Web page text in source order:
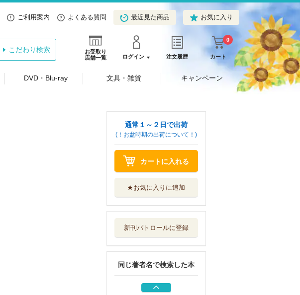
ご利用案内 よくある質問 最近見た商品 お気に入り
お受取り
店舗一覧
ログイン 注文履歴 カート
0
こだわり検索
DVD・Blu-ray 文具・雑貨 キャンペーン
通常１～２日で出荷
(！お盆時期の出荷について！)
カートに入れる
★お気に入りに追加
新刊パトロールに登録
同じ著者名で検索した本
ダンダダン １－
２４巻セット
ダンダダン ２３
ダンダダン ２２
集英社